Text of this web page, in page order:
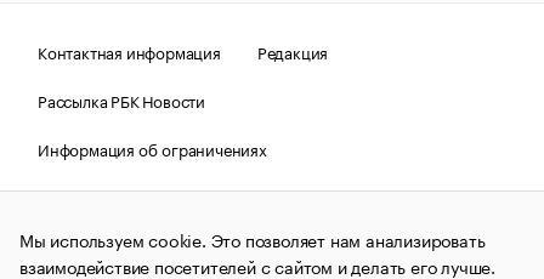
Контактная информация
Редакция
Рассылка РБК Новости
Информация об ограничениях
Правовая информация
О соблюдении авторских прав
© АО «РОСБИЗНЕСКОНСАЛТИНГ»,1995–2026.Сообщения
и материалы информационного агентства «РБК»
Мы используем cookie. Это позволяет нам анализировать
взаимодействие посетителей с сайтом и делать его лучше.